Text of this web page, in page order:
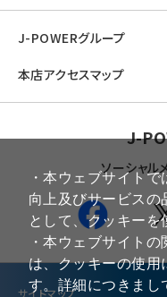
・本ウェブサイト
向上及びサービスの
として、クッキーを
・本ウェブサイト
は、クッキーの使用
す。詳細につきまし
J-POWERグループ
本店アクセスマップ
J-
ソーシャル
サイトマップ